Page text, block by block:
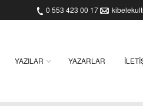
0 553 423 00 17
YAZILAR YAZARLAR